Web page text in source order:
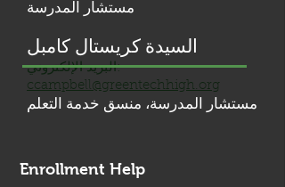
مستشار المدرسة
السيدة كريستال كامبل
البريد الإلكتروني:
ccampbell@greentechhigh.org
مستشار المدرسة، منسق خدمة التعلم
Enrollment Help